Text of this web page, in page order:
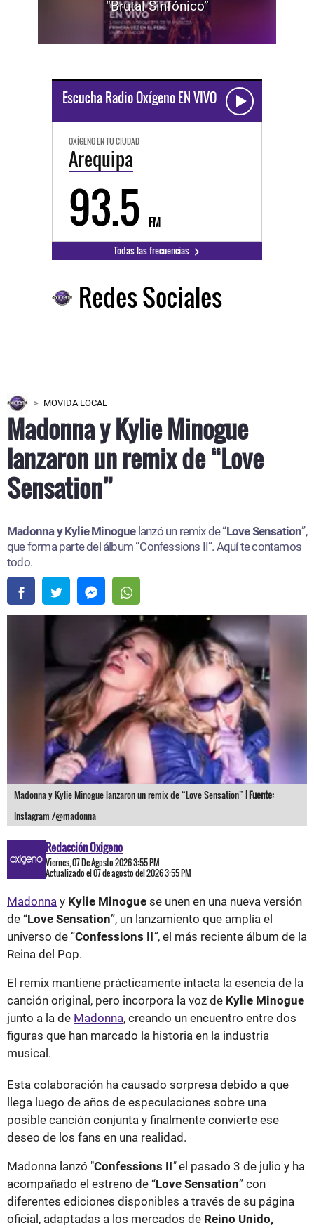
“Brutal Sinfónico”
Escucha Radio Oxígeno EN VIVO
OXÍGENO EN TU CIUDAD
Arequipa
93.5 FM
Todas las frecuencias
Redes Sociales
MOVIDA LOCAL
Madonna y Kylie Minogue
lanzaron un remix de “Love
Sensation”
Madonna y Kylie Minogue lanzó un remix de “Love Sensation”,
que forma parte del álbum “Confessions II”. Aquí te contamos
todo.
Madonna y Kylie Minogue lanzaron un remix de “Love Sensation” |Fuente:
Instagram /@madonna
Redacción Oxigeno
Viernes, 07 De Agosto 2026 3:55 PM
Actualizado el 07 de agosto del 2026 3:55 PM
Madonna y Kylie Minogue se unen en una nueva versión
de “Love Sensation”, un lanzamiento que amplía el
universo de “Confessions II”, el más reciente álbum de la
Reina del Pop.
El remix mantiene prácticamente intacta la esencia de la
canción original, pero incorpora la voz de Kylie Minogue
junto a la de Madonna, creando un encuentro entre dos
figuras que han marcado la historia en la industria
musical.
Esta colaboración ha causado sorpresa debido a que
llega luego de años de especulaciones sobre una
posible canción conjunta y finalmente convierte ese
deseo de los fans en una realidad.
Madonna lanzó "Confessions II"el pasado 3 de julio y ha
acompañado el estreno de “Love Sensation” con
diferentes ediciones disponibles a través de su página
oficial, adaptadas a los mercados de Reino Unido,